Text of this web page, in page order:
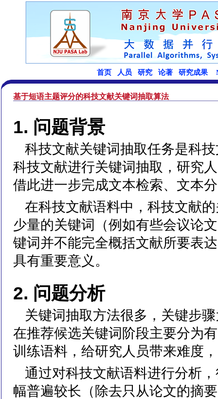
基于短语主题评分的科技文献关键词抽取算法
1. 问题背景
科技文献关键词抽取任务是科
科技文献进行关键词抽取，研究
借此进一步完成文本检索、文本
在科技文献语料中，科技文献
少量的关键词（例如有些会议论
键词并不能完全概括文献所要表
具有重要意义。
2. 问题分析
关键词抽取方法很多，关键步
在推荐候选关键词阶段主要分为
训练语料，给研究人员带来难度
通过对科技文献语料进行分析
幅普遍较长（除去只从论文的摘